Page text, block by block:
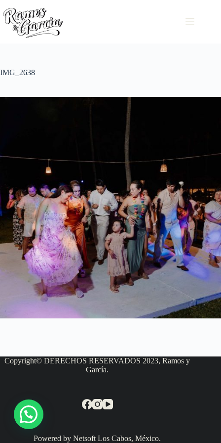
IMG_2638
Copyright© DERECHOS RESERVADOS 2023, Ramos y
García.
Powered by Netsoft Los Cabos, México.